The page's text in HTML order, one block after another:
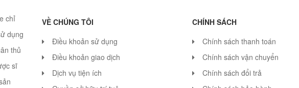
chỉ
dụng
thủ
sĩ
VỀ CHÚNG TÔI
Điều khoản sử dụng
Điều khoản giao dịch
Dịch vụ tiện ích
CHÍNH SÁCH
Chính sách thanh toán
Chính sách vận chuyển
Chính sách đổi trả